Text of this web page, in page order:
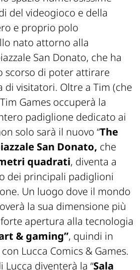
del videogioco e della
e proprio polo
nato attorno alla
San Donato, che ha
scorso di poter attirare
di visitatori. Oltre a Tim (che
Games occuperà la
padiglione dedicato ai
solo sarà il nuovo “The
San Donato, che
quadrati, diventa a
dei principali padiglioni
Un luogo dove il mondo
la sua dimensione più
apertura alla tecnologia
& gaming”, quindi in
Lucca Comics & Games.
Lucca diventerà la “Sala